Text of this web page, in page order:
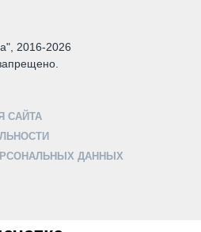
2016-2026
САЙТА
ДАННЫХ